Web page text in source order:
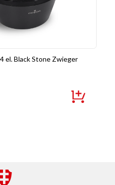
el. Black Stone Zwieger